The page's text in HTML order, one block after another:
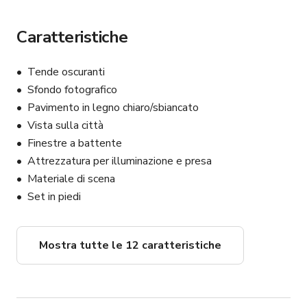
Cavi tether
Treppiede
Rullo adesivo per pelucchi
Apple Box a grandezza naturale
SERVIZI
Ascensore merci (Si prega di avvisarci se desideri
utilizzarlo)
Prenotazione self-service completa con lockbox e
smartlock sulla porta dello studio
Wi-Fi
Caratteristiche
Tende oscuranti
Sfondo fotografico
Pavimento in legno chiaro/sbiancato
Vista sulla città
Finestre a battente
Attrezzatura per illuminazione e presa
Materiale di scena
Set in piedi
Mostra tutte le 12 caratteristiche